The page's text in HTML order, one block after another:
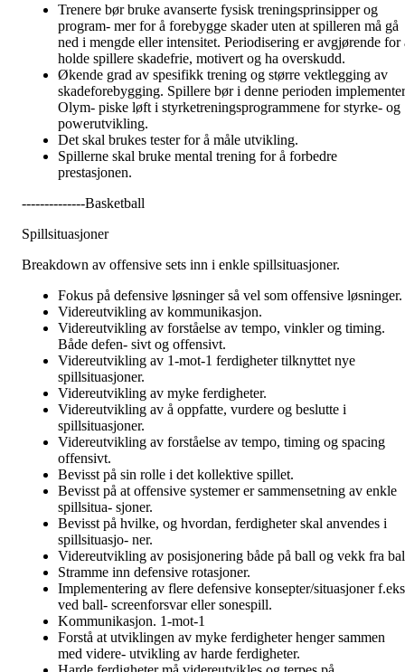
Trenere bør bruke avanserte fysisk treningsprinsipper og
program- mer for å forebygge skader uten at spilleren må gå
ned i mengde eller intensitet. Periodisering er avgjørende for
holde spillere skadefrie, motivert og ha overskudd.
Økende grad av spesifikk trening og større vektlegging av
skadeforebygging. Spillere bør i denne perioden
Olym- piske løft i styrketreningsprogrammene for styrke- og
powerutvikling.
Det skal brukes tester for å måle utvikling.
Spillerne skal bruke mental trening for å forbedre
prestasjonen.
--------------Basketball
Spillsituasjoner
Breakdown av offensive sets inn i enkle spillsituasjoner.
Fokus på defensive løsninger så vel som offensive løsninger.
Videreutvikling av kommunikasjon.
Videreutvikling av forståelse av tempo, vinkler og timing.
Både defen- sivt og offensivt.
Videreutvikling av 1-mot-1 ferdigheter tilknyttet nye
spillsituasjoner.
Videreutvikling av myke ferdigheter.
Videreutvikling av å oppfatte, vurdere og beslutte i
spillsituasjoner.
Videreutvikling av forståelse av tempo, timing og spacing
offensivt.
Bevisst på sin rolle i det kollektive spillet.
Bevisst på at offensive systemer er sammensetning av enkle
spillsitua- sjoner.
Bevisst på hvilke, og hvordan, ferdigheter skal anvendes i
spillsituasjo- ner.
Videreutvikling av posisjonering både på ball og vekk fra
Stramme inn defensive rotasjoner.
Implementering av flere defensive konsepter/situasjoner
ved ball- screenforsvar eller sonespill.
Kommunikasjon. 1-mot-1
Forstå at utviklingen av myke ferdigheter henger sammen
med videre- utvikling av harde ferdigheter.